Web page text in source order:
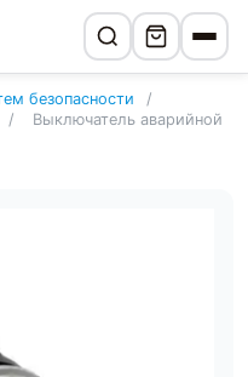
безопасности
/
/
Выключатель аварийной